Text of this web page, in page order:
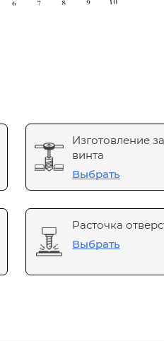
Изготовление
винта
Выбрать
Расточка
Выбрать